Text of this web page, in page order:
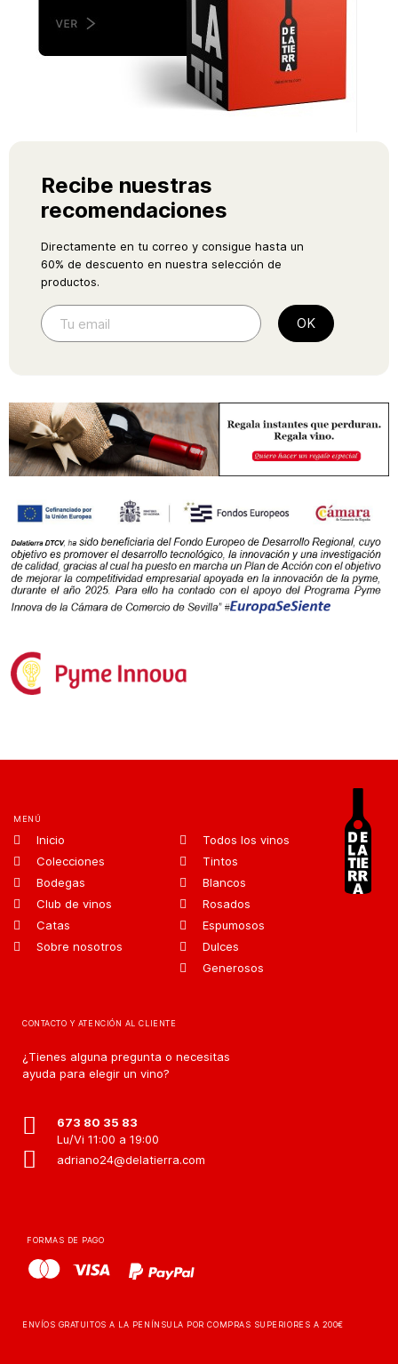
Recibe nuestras
recomendaciones
Directamente en tu correo y consigue hasta un
60% de descuento en nuestra selección de
productos.
MENÚ
Inicio
Colecciones
Bodegas
Club de vinos
Catas
Sobre nosotros
Todos los vinos
Tintos
Blancos
Rosados
Espumosos
Dulces
Generosos
CONTACTO Y ATENCIÓN AL CLIENTE
¿Tienes alguna pregunta o necesitas
ayuda para elegir un vino?
673 80 35 83
Lu/Vi 11:00 a 19:00
adriano24@delatierra.com
FORMAS DE PAGO
ENVÍOS GRATUITOS A LA PENÍNSULA POR COMPRAS SUPERIORES A 200€